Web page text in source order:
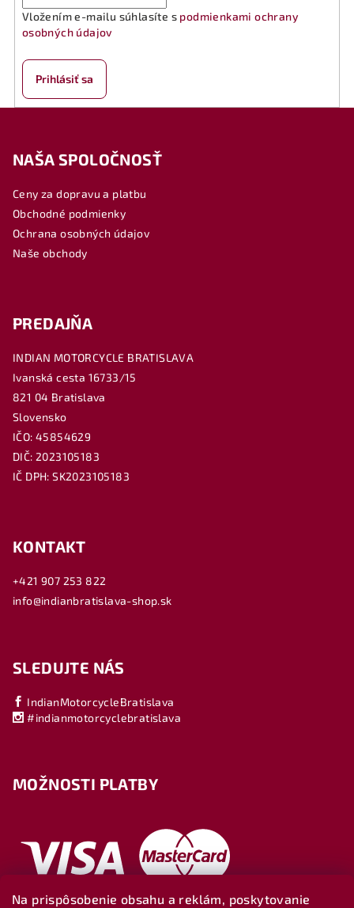
Na prispôsobenie obsahu a reklám, poskytovanie
Vložením e-mailu súhlasíte s podmienkami ochrany
osobných údajov
Prihlásiť sa
NAŠA SPOLOČNOSŤ
Ceny za dopravu a platbu
Obchodné podmienky
Ochrana osobných údajov
Naše obchody
PREDAJŇA
INDIAN MOTORCYCLE BRATISLAVA
Ivanská cesta 16733/15
821 04 Bratislava
Slovensko
IČO: 45854629
DIČ: 2023105183
IČ DPH: SK2023105183
KONTAKT
+421 907 253 822
info@indianbratislava-shop.sk
SLEDUJTE NÁS
IndianMotorcycleBratislava
#indianmotorcyclebratislava
MOŽNOSTI PLATBY